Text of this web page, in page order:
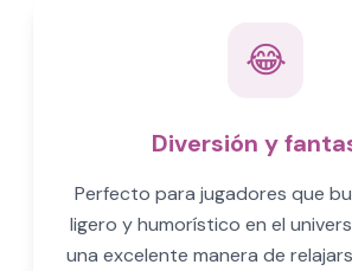
😂
Diversión y
Perfecto para jugadores que
ligero y humorístico en el
una excelente manera de